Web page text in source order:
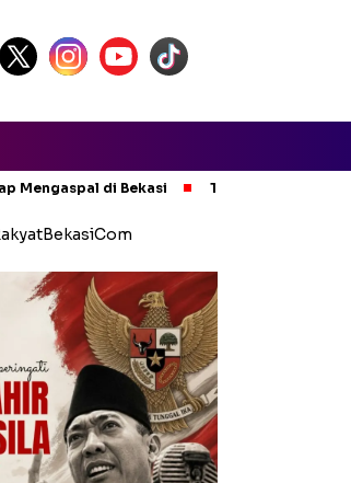
Mengaspal di Bekasi Tak Ada